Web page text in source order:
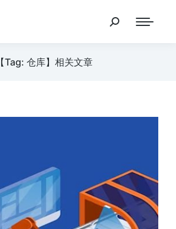
【Tag: 仓库】相关文章